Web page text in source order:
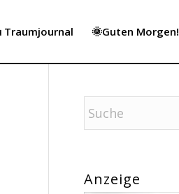
Traumjournal 🌞Guten Morgen!
Anzeige